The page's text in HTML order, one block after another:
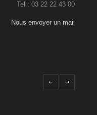
Tel : 03 22 22 43 00
Nous envoyer un mail